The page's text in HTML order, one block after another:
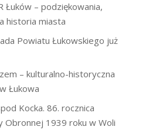
Łuków – podziękowania,
historia miasta
Powiatu Łukowskiego już
– kulturalno-historyczna
Łukowa
Kocka. 86. rocznica
Obronnej 1939 roku w Woli